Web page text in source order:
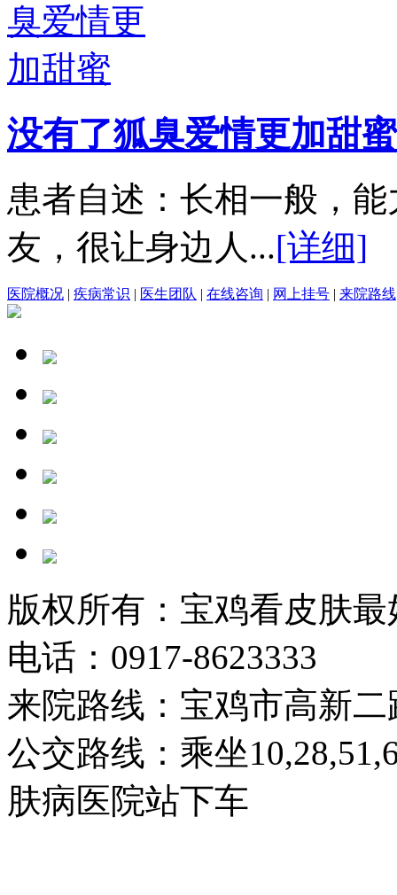
没有了狐臭爱情更加甜蜜
患者自述：长相一般，
友，很让身边人...[详细]
医院概况 | 疾病常识 | 医生团队 | 在线咨询 | 网上挂号 | 来院路线
版权所有：宝鸡看皮肤
电话：0917-8623333
来院路线：宝鸡市高新二
公交路线：乘坐
肤病医院站下车